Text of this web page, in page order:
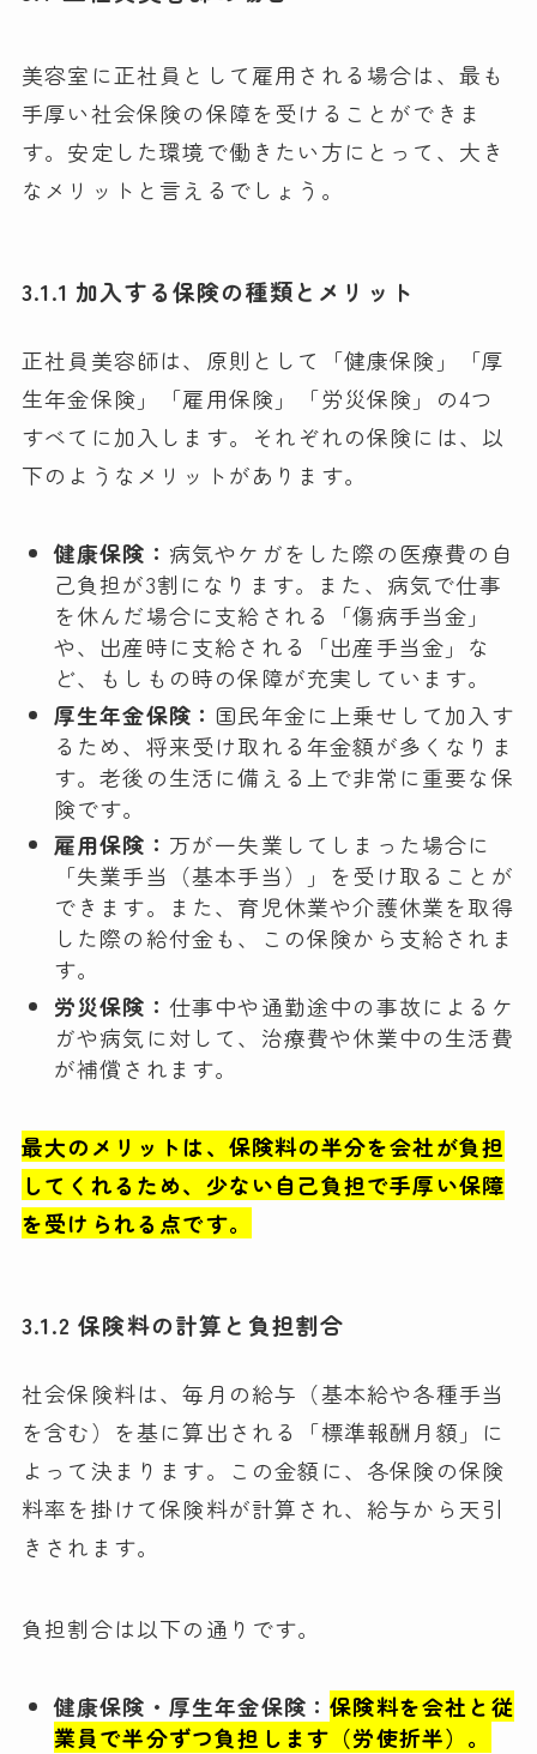
美容室に正社員として雇用される場合は、最も
手厚い社会保険の保障を受けることができま
す。安定した環境で働きたい方にとって、大き
なメリットと言えるでしょう。
3.1.1 加入する保険の種類とメリット
正社員美容師は、原則として「健康保険」「厚
生年金保険」「雇用保険」「労災保険」の4つ
すべてに加入します。それぞれの保険には、以
下のようなメリットがあります。
健康保険： 病気やケガをした際の医療費の自
己負担が3割になります。また、病気で仕事
を休んだ場合に支給される「傷病手当金」
や、出産時に支給される「出産手当金」な
ど、もしもの時の保障が充実しています。
厚生年金保険： 国民年金に上乗せして加入す
るため、将来受け取れる年金額が多くなりま
す。老後の生活に備える上で非常に重要な保
険です。
雇用保険： 万が一失業してしまった場合に
「失業手当（基本手当）」を受け取ることが
できます。また、育児休業や介護休業を取得
した際の給付金も、この保険から支給されま
す。
労災保険： 仕事中や通勤途中の事故によるケ
ガや病気に対して、治療費や休業中の生活費
が補償されます。
最大のメリットは、保険料の半分を会社が負担
してくれるため、少ない自己負担で手厚い保障
を受けられる点です。
3.1.2 保険料の計算と負担割合
社会保険料は、毎月の給与（基本給や各種手当
を含む）を基に算出される「標準報酬月額」に
よって決まります。この金額に、各保険の保険
料率を掛けて保険料が計算され、給与から天引
きされます。
負担割合は以下の通りです。
健康保険・厚生年金保険：保険料を会社と従
業員で半分ずつ負担します（労使折半）。